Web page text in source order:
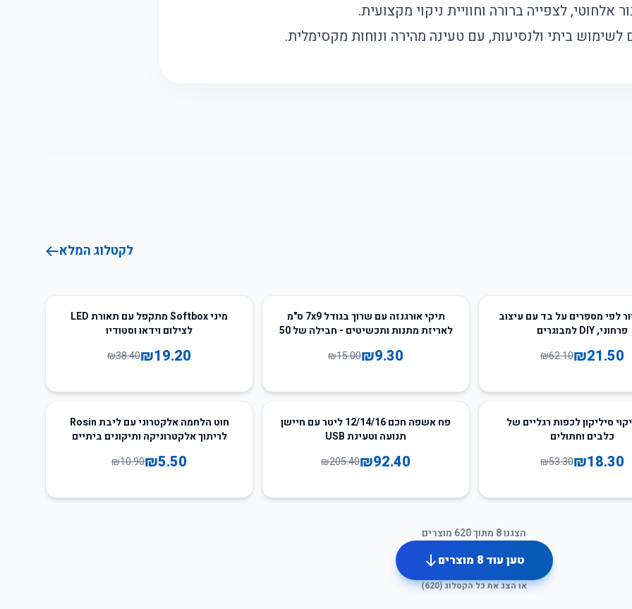
לשימוש ביתי ולנסיעות, עם טעינה מהירה ונוחות מקסימלית.
לקטלוג המלא
לפי מספרים על בד עם עיצוב
פרחוני, DIY למבוגרים
₪21.50
₪62.10
38
תיקי אורגנזה עם שרוך בגודל 7x9 ס"מ
לאריזת מתנות ותכשיטים - חבילה של 50
₪9.30
₪15.00
50
מיני Softbox מתקפל עם תאורת LED
לצילום וידאו וסטודיו
₪19.20
₪38.40
סיליקון לכפות רגליים של
כלבים וחתולים
₪18.30
₪53.30
55
פח אשפה חכם 12/14/16 ליטר עם חיישן
תנועה וטעינת USB
₪92.40
₪205.40
50
חוט הלחמה אלקטרוני עם ליבת Rosin
לריתוך אלקטרוניקה ותיקונים ביתיים
₪5.50
₪10.90
הצגנו8 מתוך620 מוצרים
טען עוד8 מוצרים
או הצג את כל הקטלוג (620
)